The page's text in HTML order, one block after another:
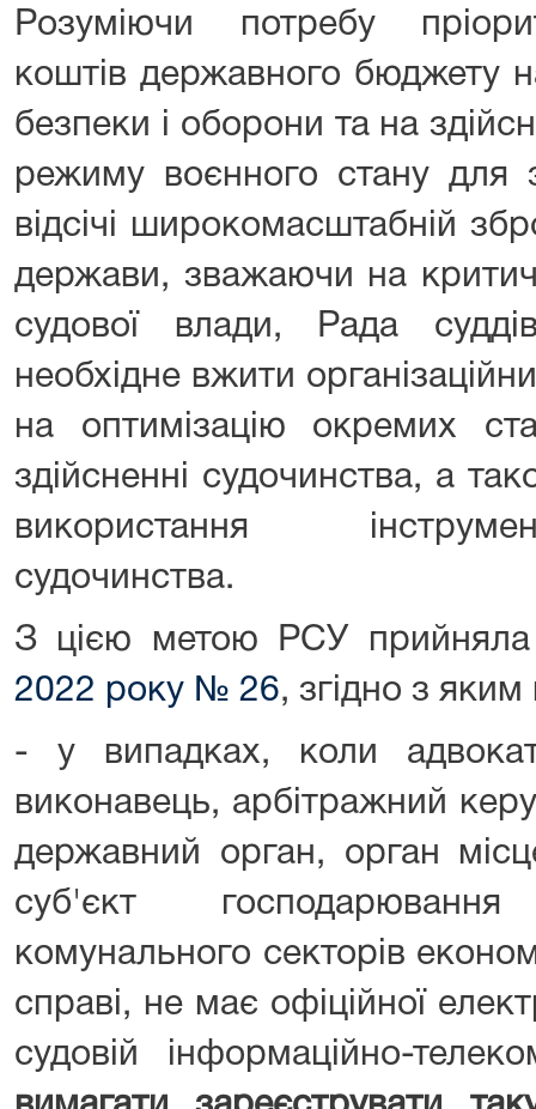
Розуміючи потребу
коштів державного бюджету
безпеки і оборони та на
режиму воєнного стану для
відсічі широкомасштабній
держави, зважаючи на
судової влади, Рада
необхідне вжити
на оптимізацію окремих
здійсненні судочинства, а
використання
судочинства.
З цією метою РСУ
2022 року № 26, згідно з
- у випадках, коли
виконавець, арбітражний
державний орган, орган
суб'єкт
комунального секторів
справі, не має офіційної
судовій інформаційно-